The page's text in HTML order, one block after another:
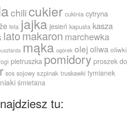
chili cukier cukinia cytryna
feta jajka jesień kapusta kasza
latomakaron marchewka
mąka ogórek olej oliwa oliwki
pietruszka pomidory proszek do
sos sojowy szpinak truskawki tymianek
śmietana
tu: